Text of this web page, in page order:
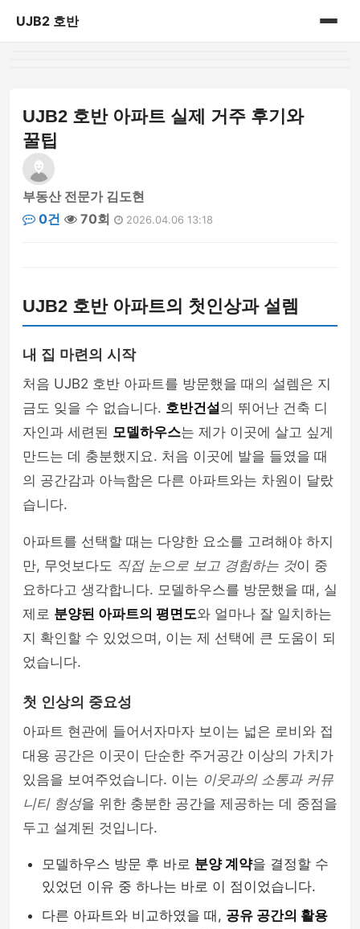
UJB2 호반
UJB2 호반 아파트 실제 거주 후기와
꿀팁
부동산 전문가 김도현
0건
70회 2026.04.06 13:18
UJB2 호반 아파트의 첫인상과 설렘
내 집 마련의 시작
처음 UJB2 호반 아파트를 방문했을 때의 설렘은 지
금도 잊을 수 없습니다. 호반건설의 뛰어난 건축 디
자인과 세련된 모델하우스는 제가 이곳에 살고 싶게
만드는 데 충분했지요. 처음 이곳에 발을 들였을 때
의 공간감과 아늑함은 다른 아파트와는 차원이 달랐
습니다.
아파트를 선택할 때는 다양한 요소를 고려해야 하지
만, 무엇보다도 직접 눈으로 보고 경험하는 것이 중
요하다고 생각합니다. 모델하우스를 방문했을 때, 실
제로 분양된 아파트의 평면도와 얼마나 잘 일치하는
지 확인할 수 있었으며, 이는 제 선택에 큰 도움이 되
었습니다.
첫 인상의 중요성
아파트 현관에 들어서자마자 보이는 넓은 로비와 접
대용 공간은 이곳이 단순한 주거공간 이상의 가치가
있음을 보여주었습니다. 이는 이웃과의 소통과 커뮤
니티 형성을 위한 충분한 공간을 제공하는 데 중점을
두고 설계된 것입니다.
모델하우스 방문 후 바로 분양 계약을 결정할 수
있었던 이유 중 하나는 바로 이 점이었습니다.
다른 아파트와 비교하였을 때, 공유 공간의 활용